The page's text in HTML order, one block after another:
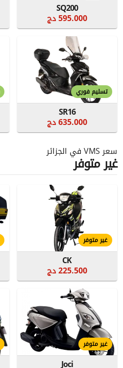
SQ200
595.000 دج
تسليم فوري
SR16
635.000 دج
سعر VMS في الجزائر
غير متوفر
غير متوفر
CK
225.500 دج
غير متوفر
Joci